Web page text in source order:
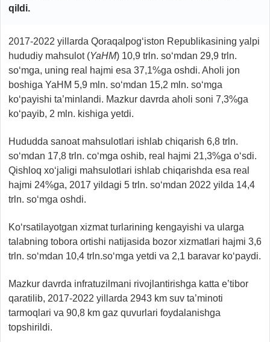
qildi.
2017-2022 yillarda Qoraqalpog‘iston Republikasining yalpi
hududiy mahsulot (YaHM) 10,9 trln. so‘mdan 29,9 trln.
so‘mga, uning real hajmi esa 37,1%ga oshdi. Aholi jon
boshiga YaHM 5,9 mln. so‘mdan 15,2 mln. so‘mga
ko‘payishi ta’minlandi. Mazkur davrda aholi soni 7,3%ga
ko‘payib, 2 mln. kishiga yetdi.
Hududda sanoat mahsulotlari ishlab chiqarish 6,8 trln.
so‘mdan 17,8 trln. co‘mga oshib, real hajmi 21,3%ga o‘sdi.
Qishloq xo‘jaligi mahsulotlari ishlab chiqarishda esa real
hajmi 24%ga, 2017 yildagi 5 trln. so‘mdan 2022 yilda 14,4
trln. so‘mga oshdi.
Ko‘rsatilayotgan xizmat turlarining kengayishi va ularga
talabning tobora ortishi natijasida bozor xizmatlari hajmi 3,6
trln. so‘mdan 10,4 trln.so‘mga yetdi va 2,1 baravar ko‘paydi.
Mazkur davrda infratuzilmani rivojlantirishga katta e’tibor
qaratilib, 2017-2022 yillarda 2943 km suv ta’minoti
tarmoqlari va 90,8 km gaz quvurlari foydalanishga
topshirildi.